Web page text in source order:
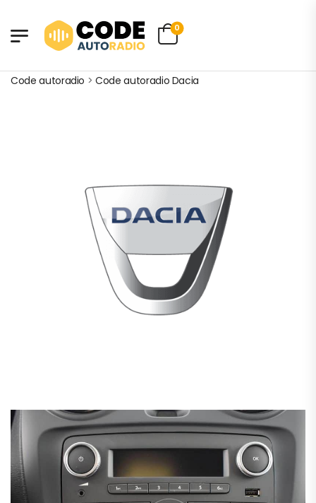
0
Code autoradio >Code autoradio Dacia